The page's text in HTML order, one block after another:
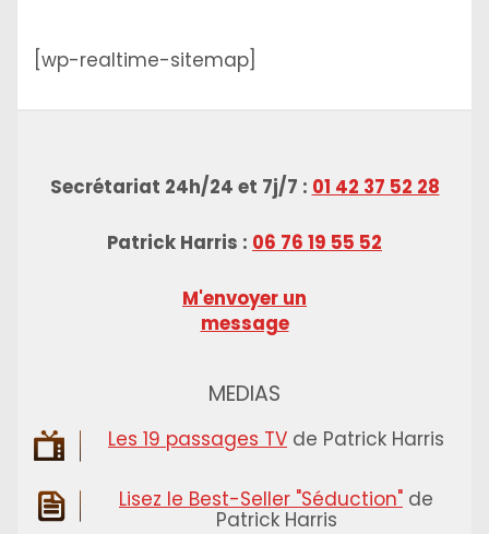
[wp-realtime-sitemap]
Secrétariat 24h/24 et 7j/7 : 01 42 37 52 28
Patrick Harris : 06 76 19 55 52
M'envoyer un
message
MEDIAS
Les 19 passages TV de Patrick Harris
Lisez le Best-Seller "Séduction" de
Patrick Harris